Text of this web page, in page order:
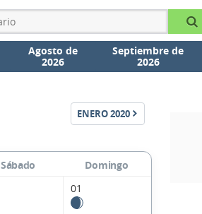
Agosto de
2026
Septiembre de
2026
ENERO2020
Sábado
Domingo
01